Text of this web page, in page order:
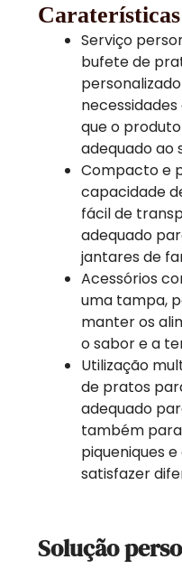
Serviço
bufete de
que o
adequado ao
Compacto e
capacidade
fácil de
adequado
jantares de
Acessórios
uma tampa,
manter os
o sabor e a
Utilização
de pratos
adequado
também
piqueniques
satisfazer
Solução